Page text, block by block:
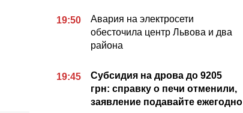
19:50
Авария на электросети
обесточила центр Львова и два
района
19:45
Субсидия на дрова до 9205
грн: справку о печи отменили,
заявление подавайте ежегодно